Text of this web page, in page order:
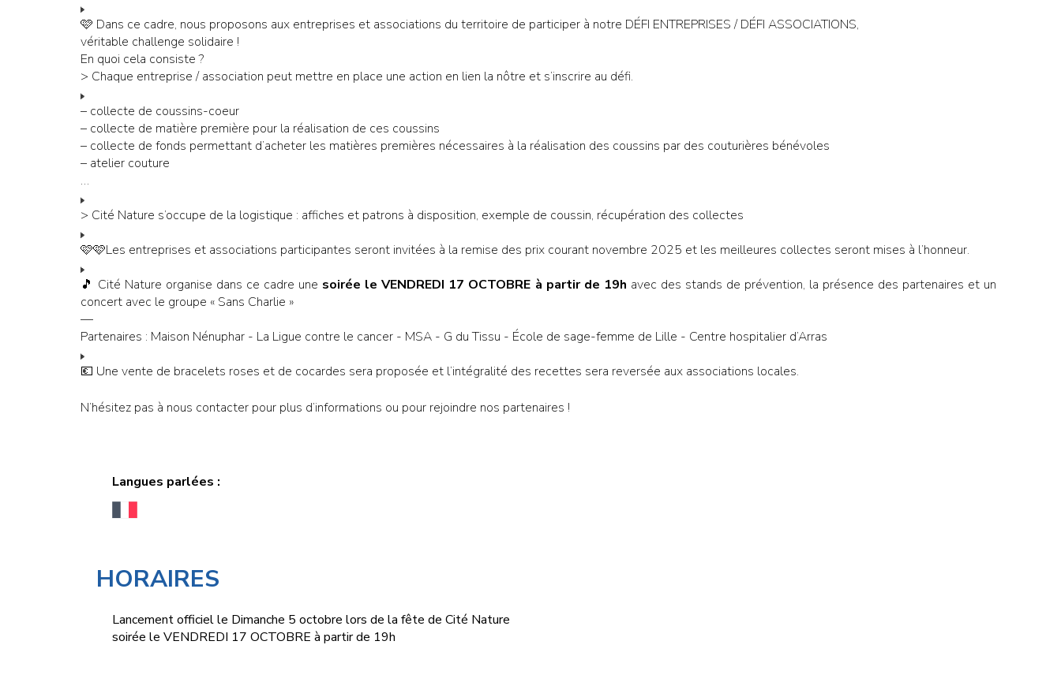
🩷 Dans ce cadre, nous proposons aux entreprises et associations du territoire de participer à notre DÉFI ENTREPRISES / DÉFI ASSOCIATIONS,
véritable challenge solidaire !
En quoi cela consiste ?
> Chaque entreprise / association peut mettre en place une action en lien la nôtre et s’inscrire au défi.
– collecte de coussins-coeur
– collecte de matière première pour la réalisation de ces coussins
– collecte de fonds permettant d’acheter les matières premières nécessaires à la réalisation des coussins par des couturières bénévoles
– atelier couture
…
> Cité Nature s’occupe de la logistique : affiches et patrons à disposition, exemple de coussin, récupération des collectes
🩷🩷Les entreprises et associations participantes seront invitées à la remise des prix courant novembre 2025 et les meilleures collectes seront mises à l’honneur.
🎵 Cité Nature organise dans ce cadre une soirée le VENDREDI 17 OCTOBRE à partir de 19h avec des stands de prévention, la présence des partenaires et un
concert avec le groupe « Sans Charlie »
—
Partenaires : Maison Nénuphar - La Ligue contre le cancer - MSA - G du Tissu - École de sage-femme de Lille - Centre hospitalier d’Arras
💶 Une vente de bracelets roses et de cocardes sera proposée et l’intégralité des recettes sera reversée aux associations locales.
N’hésitez pas à nous contacter pour plus d’informations ou pour rejoindre nos partenaires !
Langues parlées :
HORAIRES
Lancement officiel le Dimanche 5 octobre lors de la fête de Cité Nature
soirée le VENDREDI 17 OCTOBRE à partir de 19h